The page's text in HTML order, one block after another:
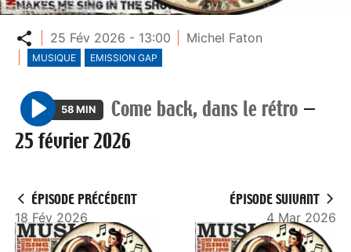
Partager
25 Fév 2026 - 13:00 Michel Faton
MUSIQUE EMISSION GAP
P
l
58 MIN Come back, dans le rétro —
25 février 2026
ÉPISODE PRÉCÉDENT
18 Fév 2026
ÉPISODE SUIVANT
4 Mar 2026